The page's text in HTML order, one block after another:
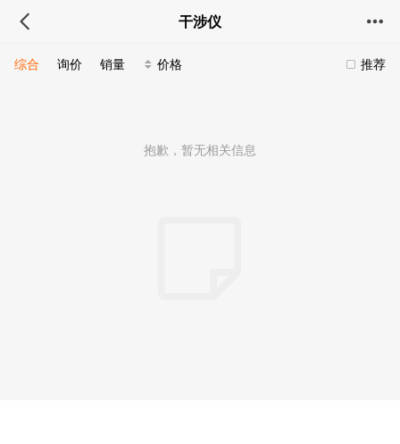
干涉仪
推荐
综合 询价 销量 价格
抱歉，暂无相关信息